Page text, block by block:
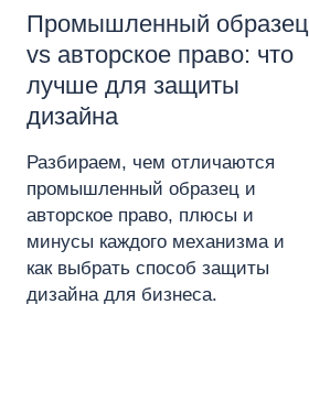
Промышленный образец
vs авторское право: что
лучше для защиты
дизайна
Разбираем, чем отличаются
промышленный образец и
авторское право, плюсы и
минусы каждого механизма и
как выбрать способ защиты
дизайна для бизнеса.